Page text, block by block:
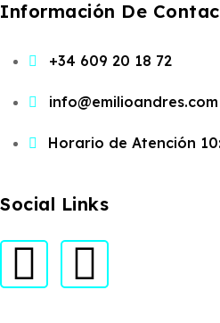
Información De
+34 609 20 18 72
info@emilioandres.com
Horario de Atención
Social Links